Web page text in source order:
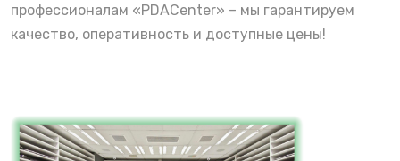
профессионалам «PDACenter» – мы гарантируем
качество, оперативность и доступные цены!